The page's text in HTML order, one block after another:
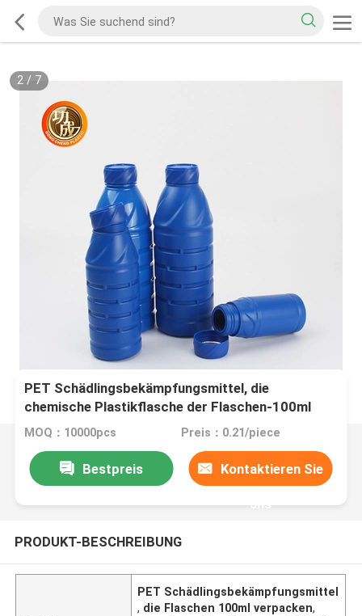
2/ 7
PET Schädlingsbekämpfungsmittel, die
chemische Plastikflasche der Flaschen-100ml
200ml 500ml 1000ml verpacken
MOQ：10000pcs Preis：0.21/piece
Bestpreis Kontaktieren Sie
uns
PRODUKT-BESCHREIBUNG
PET Schädlingsbekämpfungsmittel
, die Flaschen 100ml verpacken,